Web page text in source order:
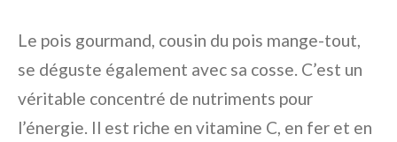
Le pois gourmand, cousin du pois mange-tout,
se déguste également avec sa cosse. C’est un
véritable concentré de nutriments pour
l’énergie. Il est riche en vitamine C, en fer et en